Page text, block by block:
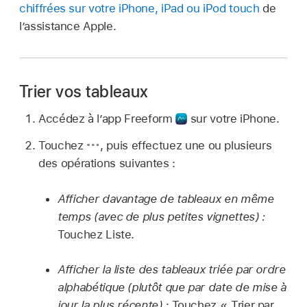
chiffrées sur votre iPhone, iPad ou iPod touch de
l’assistance Apple.
Trier vos tableaux
Accédez à l’app Freeform
sur votre iPhone.
Touchez
, puis effectuez une ou plusieurs
des opérations suivantes :
Afficher davantage de tableaux en même
temps (avec de plus petites vignettes) :
Touchez Liste.
Afficher la liste des tableaux triée par ordre
alphabétique (plutôt que par date de mise à